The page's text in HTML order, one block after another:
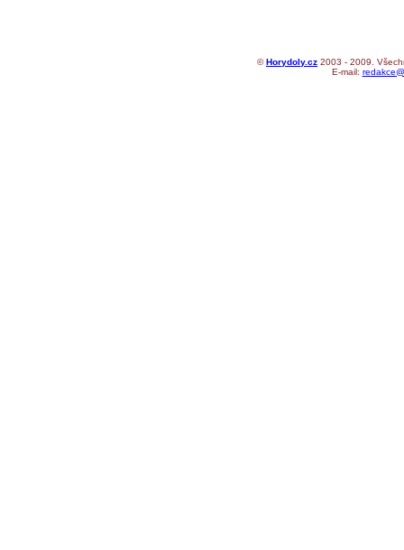
©Horydoly.cz 2003 - 2009.
E-mail: